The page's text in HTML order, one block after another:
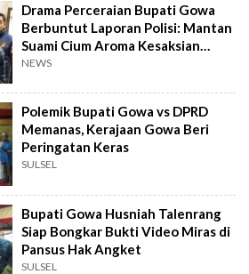
Drama Perceraian Bupati Gowa
Berbuntut Laporan Polisi: Mantan
Suami Cium Aroma Kesaksian
Palsu
NEWS
Polemik Bupati Gowa vs DPRD
Memanas, Kerajaan Gowa Beri
Peringatan Keras
SULSEL
Bupati Gowa Husniah Talenrang
Siap Bongkar Bukti Video Miras di
Pansus Hak Angket
SULSEL